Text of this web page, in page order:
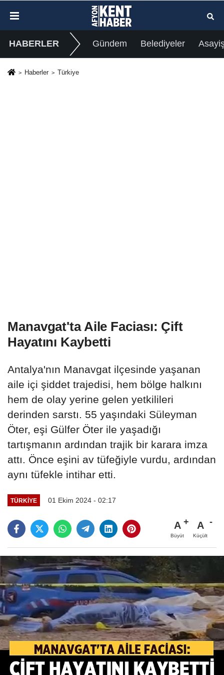
HABERLER Gündem Belediyeler
Haberler Türkiye
Manavgat'ta Aile Faciası: Çift
Hayatını Kaybetti
Antalya'nın Manavgat ilçesinde yaşanan
aile içi şiddet trajedisi, hem bölge halkını
hem de olay yerine gelen yetkilileri
derinden sarstı. 55 yaşındaki Süleyman
Öter, eşi Gülfer Öter ile yaşadığı
tartışmanın ardından trajik bir karara imza
attı. Önce eşini av tüfeğiyle vurdu, ardından
aynı tüfekle intihar etti.
TÜRKIYE 01 Ekim 2024 - 02:17
A
Büyüt
A
Küçült